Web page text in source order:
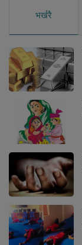
भर्खरै